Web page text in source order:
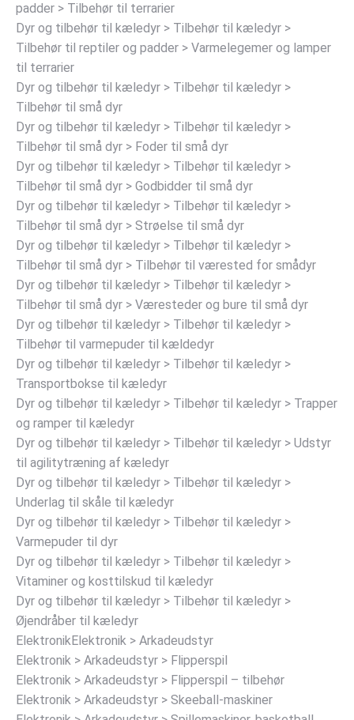
padder > Tilbehør til terrarier
Dyr og tilbehør til kæledyr > Tilbehør til kæledyr >
Tilbehør til reptiler og padder > Varmelegemer og lamper
til terrarier
Dyr og tilbehør til kæledyr > Tilbehør til kæledyr >
Tilbehør til små dyr
Dyr og tilbehør til kæledyr > Tilbehør til kæledyr >
Tilbehør til små dyr > Foder til små dyr
Dyr og tilbehør til kæledyr > Tilbehør til kæledyr >
Tilbehør til små dyr > Godbidder til små dyr
Dyr og tilbehør til kæledyr > Tilbehør til kæledyr >
Tilbehør til små dyr > Strøelse til små dyr
Dyr og tilbehør til kæledyr > Tilbehør til kæledyr >
Tilbehør til små dyr > Tilbehør til værested for smådyr
Dyr og tilbehør til kæledyr > Tilbehør til kæledyr >
Tilbehør til små dyr > Væresteder og bure til små dyr
Dyr og tilbehør til kæledyr > Tilbehør til kæledyr >
Tilbehør til varmepuder til kældedyr
Dyr og tilbehør til kæledyr > Tilbehør til kæledyr >
Transportbokse til kæledyr
Dyr og tilbehør til kæledyr > Tilbehør til kæledyr > Trapper
og ramper til kæledyr
Dyr og tilbehør til kæledyr > Tilbehør til kæledyr > Udstyr
til agilitytræning af kæledyr
Dyr og tilbehør til kæledyr > Tilbehør til kæledyr >
Underlag til skåle til kæledyr
Dyr og tilbehør til kæledyr > Tilbehør til kæledyr >
Varmepuder til dyr
Dyr og tilbehør til kæledyr > Tilbehør til kæledyr >
Vitaminer og kosttilskud til kæledyr
Dyr og tilbehør til kæledyr > Tilbehør til kæledyr >
Øjendråber til kæledyr
ElektronikElektronik > Arkadeudstyr
Elektronik > Arkadeudstyr > Flipperspil
Elektronik > Arkadeudstyr > Flipperspil – tilbehør
Elektronik > Arkadeudstyr > Skeeball-maskiner